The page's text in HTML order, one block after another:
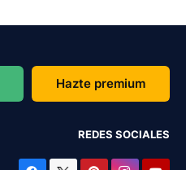
Hazte premium
REDES SOCIALES